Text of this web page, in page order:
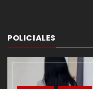
POLICIALES